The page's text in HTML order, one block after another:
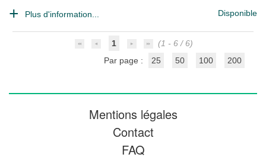
Plus d'information... Disponible
1
(1 - 6 / 6)
Par page :
25 50 100 200
Mentions légales
Contact
FAQ